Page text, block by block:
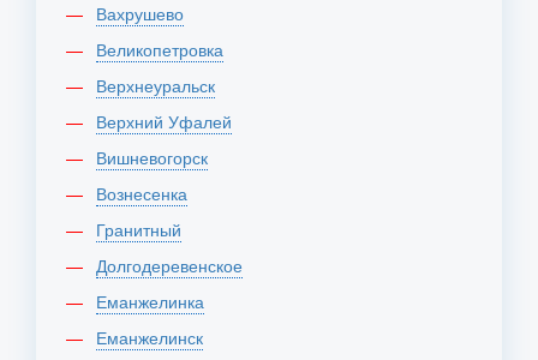
Вахрушево
Великопетровка
Верхнеуральск
Верхний Уфалей
Вишневогорск
Вознесенка
Гранитный
Долгодеревенское
Еманжелинка
Еманжелинск